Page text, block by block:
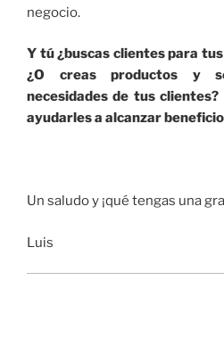
negocio.
Y tú ¿buscas clientes para
¿O creas productos y
necesidades de tus
ayudarles a alcanzar
Un saludo y ¡qué tengas una
Luis